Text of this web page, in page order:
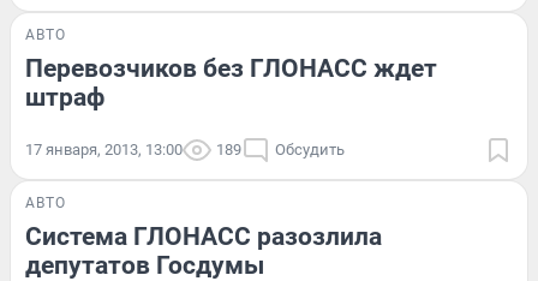
АВТО
Перевозчиков без ГЛОНАСС ждет
штраф
17 января, 2013, 13:00 189 Обсудить
АВТО
Система ГЛОНАСС разозлила
депутатов Госдумы